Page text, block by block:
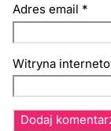
Adres email *
Witryna